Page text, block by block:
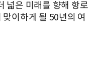
넓은 미래를 향해 항로
이하게 될 50년의 여